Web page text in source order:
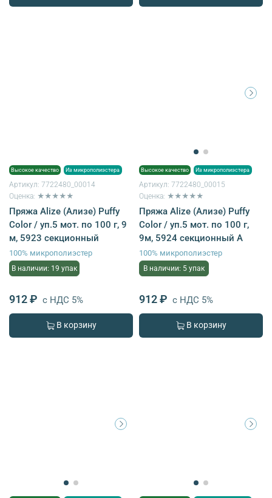
Высокое качество Из микрополиэстера
Артикул: 7722480_00014
Оценка: ★★★★★
Пряжа Alize (Ализе) Puffy
Color / уп.5 мот. по 100 г, 9
м, 5923 секционный
100% микрополиэстер
В наличии: 19 упак
912 ₽ с НДС 5%
В корзину
Высокое качество Из микрополиэстера
Артикул: 7722480_00015
Оценка: ★★★★★
Пряжа Alize (Ализе) Puffy
Color / уп.5 мот. по 100 г,
9м, 5924 секционный A
100% микрополиэстер
В наличии: 5 упак
912 ₽ с НДС 5%
В корзину